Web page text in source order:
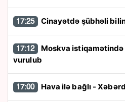
17:25 Cinayətdə şübhəli
17:12
vurulub
17:00 Hava ilə bağlı -